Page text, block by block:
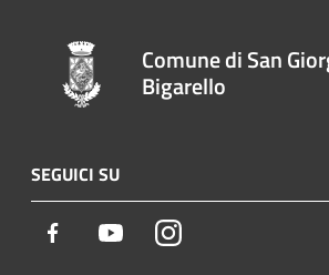
Comune di San
Bigarello
SEGUICI SU
Facebook YoutubeInstagram